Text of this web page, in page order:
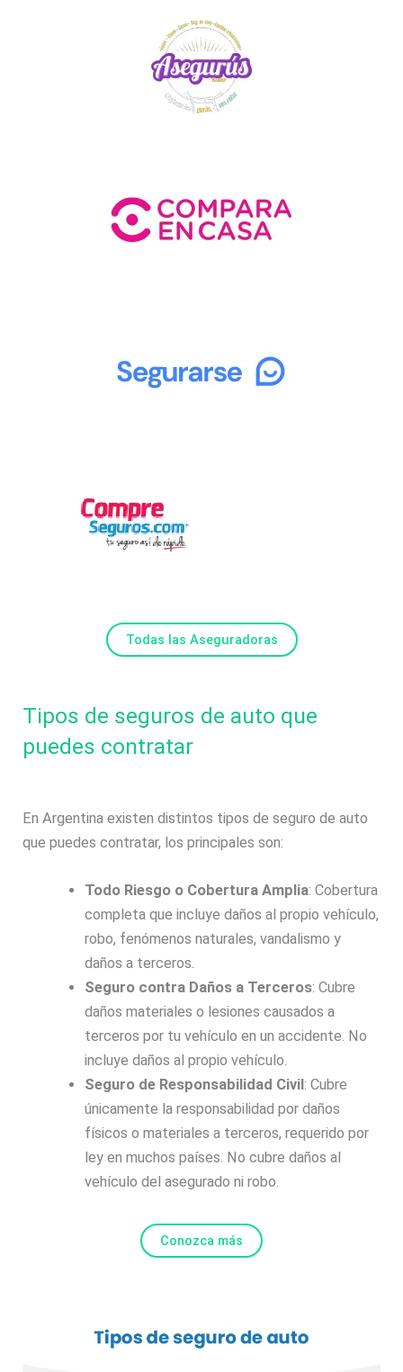
Todas las Aseguradoras
Tipos de seguros de auto que
puedes contratar
En Argentina existen distintos tipos de seguro de auto
que puedes contratar, los principales son:
Todo Riesgo o Cobertura Amplia: Cobertura
completa que incluye daños al propio vehículo,
robo, fenómenos naturales, vandalismo y
daños a terceros.
Seguro contra Daños a Terceros: Cubre
daños materiales o lesiones causados a
terceros por tu vehículo en un accidente. No
incluye daños al propio vehículo.
Seguro de Responsabilidad Civil : Cubre
únicamente la responsabilidad por daños
físicos o materiales a terceros, requerido por
ley en muchos países. No cubre daños al
vehículo del asegurado ni robo.
Conozca más